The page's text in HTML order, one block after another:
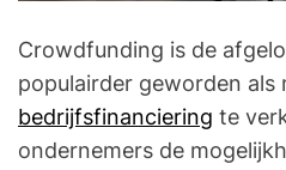
Crowdfunding is de
populairder geworden als
bedrijfsfinanciering te
ondernemers de